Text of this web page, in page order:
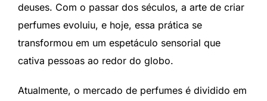
deuses. Com o passar dos séculos, a arte de criar
perfumes evoluiu, e hoje, essa prática se
transformou em um espetáculo sensorial que
cativa pessoas ao redor do globo.
Atualmente, o mercado de perfumes é dividido em